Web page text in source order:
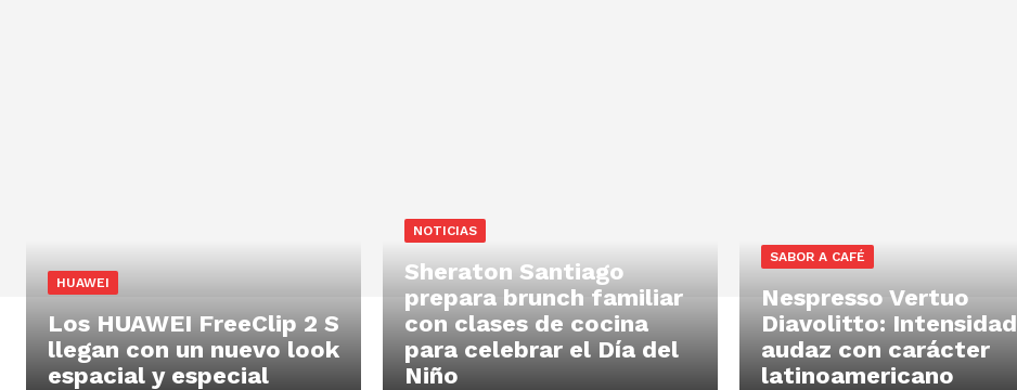
HUAWEI
Los HUAWEI FreeClip 2 S
llegan con un nuevo look
espacial y especial
NOTICIAS
Sheraton Santiago
prepara brunch familiar
con clases de cocina
para celebrar el Día del
Niño
SABOR A CAFÉ
Nespresso Vertuo
Diavolitto: Intensidad
audaz con carácter
latinoamericano